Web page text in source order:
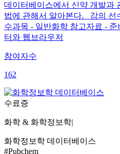
데이터베이스에서 신약 개발과
법에 관해서 알아본다. 강의 선
수과목 - 일반화학 참고자료 -
터와 웹브라우저
참여자수
162
수료증
화학 & 화학정보학|
화학정보학 데이터베이스
#Pubchem